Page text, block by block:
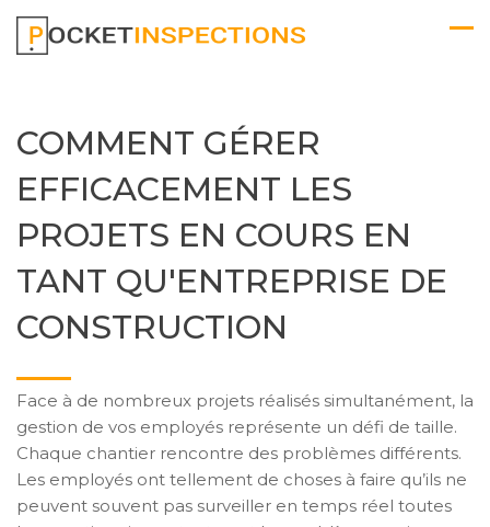
COMMENT GÉRER
EFFICACEMENT LES
PROJETS EN COURS EN
TANT QU'ENTREPRISE DE
CONSTRUCTION
Face à de nombreux projets réalisés simultanément, la
gestion de vos employés représente un défi de taille.
Chaque chantier rencontre des problèmes différents.
Les employés ont tellement de choses à faire qu’ils ne
peuvent souvent pas surveiller en temps réel toutes